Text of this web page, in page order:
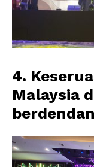
4.
Malaysia